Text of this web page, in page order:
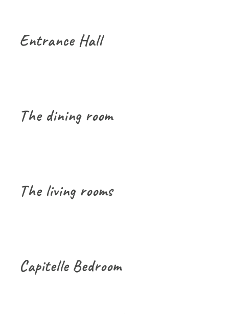
Entrance Hall
The dining room
The living rooms
Capitelle Bedroom